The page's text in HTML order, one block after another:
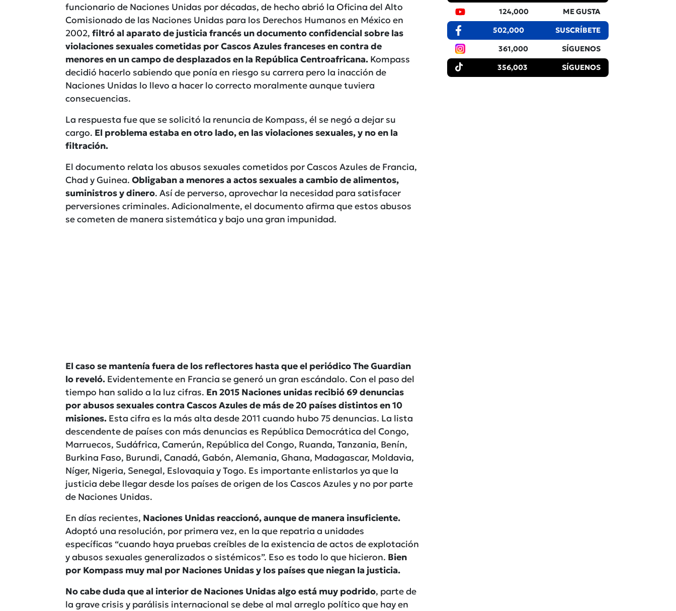
funcionario de Naciones Unidas por décadas, de hecho abrió la Oficina del Alto
Comisionado de las Naciones Unidas para los Derechos Humanos en México en
2002, filtró al aparato de justicia francés un documento confidencial sobre las
violaciones sexuales cometidas por Cascos Azules franceses en contra de
menores en un campo de desplazados en la República Centroafricana. Kompass
decidió hacerlo sabiendo que ponía en riesgo su carrera pero la inacción de
Naciones Unidas lo llevo a hacer lo correcto moralmente aunque tuviera
consecuencias.
La respuesta fue que se solicitó la renuncia de Kompass, él se negó a dejar su
cargo. El problema estaba en otro lado, en las violaciones sexuales, y no en la
filtración.
El documento relata los abusos sexuales cometidos por Cascos Azules de Francia,
Chad y Guinea. Obligaban a menores a actos sexuales a cambio de alimentos,
suministros y dinero. Así de perverso, aprovechar la necesidad para satisfacer
perversiones criminales. Adicionalmente, el documento afirma que estos abusos
se cometen de manera sistemática y bajo una gran impunidad.
El caso se mantenía fuera de los reflectores hasta que el periódico The Guardian
lo reveló. Evidentemente en Francia se generó un gran escándalo. Con el paso del
tiempo han salido a la luz cifras. En 2015 Naciones unidas recibió 69 denuncias
por abusos sexuales contra Cascos Azules de más de 20 países distintos en 10
misiones. Esta cifra es la más alta desde 2011 cuando hubo 75 denuncias. La lista
descendente de países con más denuncias es República Democrática del Congo,
Marruecos, Sudáfrica, Camerún, República del Congo, Ruanda, Tanzania, Benín,
Burkina Faso, Burundi, Canadá, Gabón, Alemania, Ghana, Madagascar, Moldavia,
Níger, Nigeria, Senegal, Eslovaquia y Togo. Es importante enlistarlos ya que la
justicia debe llegar desde los países de origen de los Cascos Azules y no por parte
de Naciones Unidas.
En días recientes, Naciones Unidas reaccionó, aunque de manera insuficiente.
Adoptó una resolución, por primera vez, en la que repatria a unidades
específicas “cuando haya pruebas creíbles de la existencia de actos de explotación
y abusos sexuales generalizados o sistémicos”. Eso es todo lo que hicieron. Bien
por Kompass muy mal por Naciones Unidas y los países que niegan la justicia.
No cabe duda que al interior de Naciones Unidas algo está muy podrido, parte de
la grave crisis y parálisis internacional se debe al mal arreglo político que hay en
124,000 ME GUSTA
502,000 SUSCRÍBETE
361,000 SÍGUENOS
356,003 SÍGUENOS